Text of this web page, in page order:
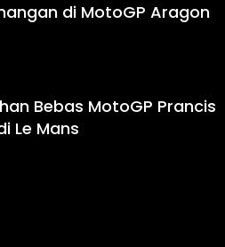
di MotoGP Aragon
Bebas MotoGP Prancis
Le Mans